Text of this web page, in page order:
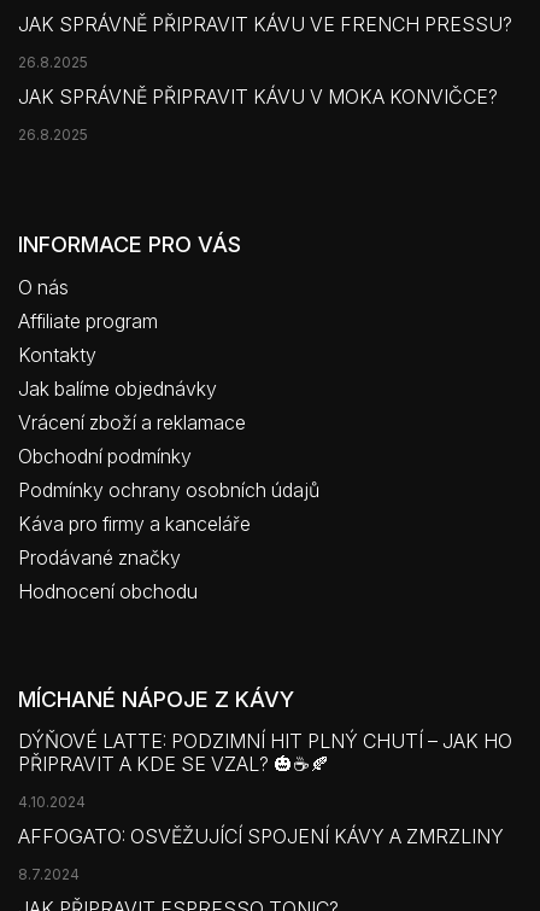
JAK SPRÁVNĚ PŘIPRAVIT KÁVU VE FRENCH PRESSU?
26.8.2025
JAK SPRÁVNĚ PŘIPRAVIT KÁVU V MOKA KONVIČCE?
26.8.2025
INFORMACE PRO VÁS
O nás
Affiliate program
Kontakty
Jak balíme objednávky
Vrácení zboží a reklamace
Obchodní podmínky
Podmínky ochrany osobních údajů
Káva pro firmy a kanceláře
Prodávané značky
Hodnocení obchodu
MÍCHANÉ NÁPOJE Z KÁVY
DÝŇOVÉ LATTE: PODZIMNÍ HIT PLNÝ CHUTÍ – JAK HO
PŘIPRAVIT A KDE SE VZAL? 🎃☕🍂
4.10.2024
AFFOGATO: OSVĚŽUJÍCÍ SPOJENÍ KÁVY A ZMRZLINY
8.7.2024